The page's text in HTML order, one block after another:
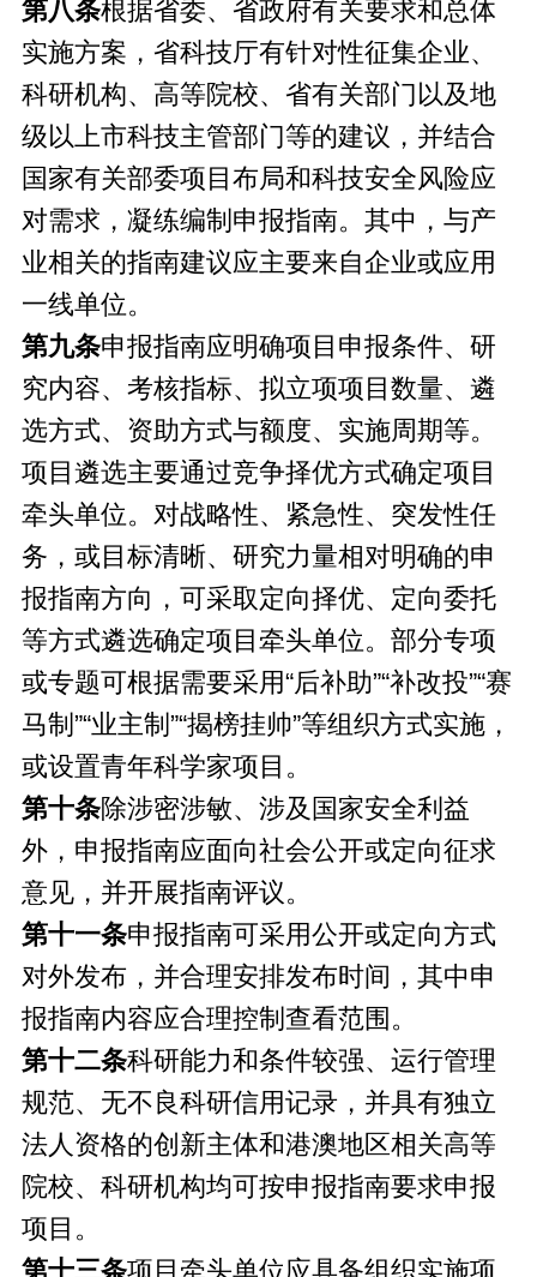
第八条根据省委、省政府有关要求和总体
实施方案，省科技厅有针对性征集企业、
科研机构、高等院校、省有关部门以及地
级以上市科技主管部门等的建议，并结合
国家有关部委项目布局和科技安全风险应
对需求，凝练编制申报指南。其中，与产
业相关的指南建议应主要来自企业或应用
一线单位。
第九条申报指南应明确项目申报条件、研
究内容、考核指标、拟立项项目数量、遴
选方式、资助方式与额度、实施周期等。
项目遴选主要通过竞争择优方式确定项目
牵头单位。对战略性、紧急性、突发性任
务，或目标清晰、研究力量相对明确的申
报指南方向，可采取定向择优、定向委托
等方式遴选确定项目牵头单位。部分专项
或专题可根据需要采用“后补助”“补改投”“赛
马制”“业主制”“揭榜挂帅”等组织方式实施，
或设置青年科学家项目。
第十条除涉密涉敏、涉及国家安全利益
外，申报指南应面向社会公开或定向征求
意见，并开展指南评议。
第十一条申报指南可采用公开或定向方式
对外发布，并合理安排发布时间，其中申
报指南内容应合理控制查看范围。
第十二条科研能力和条件较强、运行管理
规范、无不良科研信用记录，并具有独立
法人资格的创新主体和港澳地区相关高等
院校、科研机构均可按申报指南要求申报
项目。
第十三条项目牵头单位应具备组织实施项